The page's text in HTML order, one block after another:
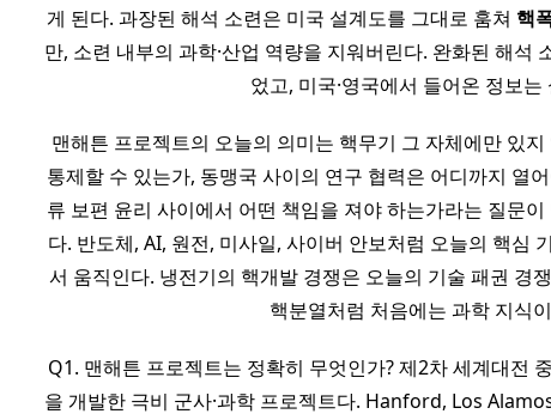
게 된다. 과장된 해석 소련은 미국 설계도를 그대로 훔쳐 핵
만, 소련 내부의 과학·산업 역량을 지워버린다. 완화된 해석
었고, 미국·영국에서 들어온 정보
맨해튼 프로젝트의 오늘의 의미는 핵무기 그 자체에만 있
통제할 수 있는가, 동맹국 사이의 연구 협력은 어디까지 열
류 보편 윤리 사이에서 어떤 책임을 져야 하는가라는 질문
다. 반도체, AI, 원전, 미사일, 사이버 안보처럼 오늘의 핵심
서 움직인다. 냉전기의 핵개발 경쟁은 오늘의 기술 패권 경
핵분열처럼 처음에는 과학 지식
Q1. 맨해튼 프로젝트는 정확히 무엇인가? 제2차 세계대전
을 개발한 극비 군사·과학 프로젝트다. Hanford, Los